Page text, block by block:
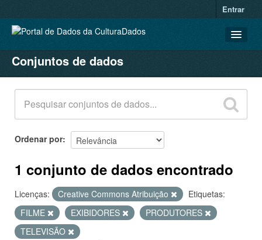
Entrar
CONJUNTOS DE DADOS
ORGANIZAÇÕES
GRUPOS
SOBRE
Conjuntos de dados
Ordenar por
1 conjunto de dados encontrado
Licenças: Creative Commons Atribuição
Etiquetas:
FILME
EXIBIDORES
PRODUTORES
TELEVISÃO